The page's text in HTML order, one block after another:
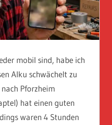
mobil sind, habe ich
Alku schwächelt zu
Pforzheim
hat einen guten
waren 4 Stunden